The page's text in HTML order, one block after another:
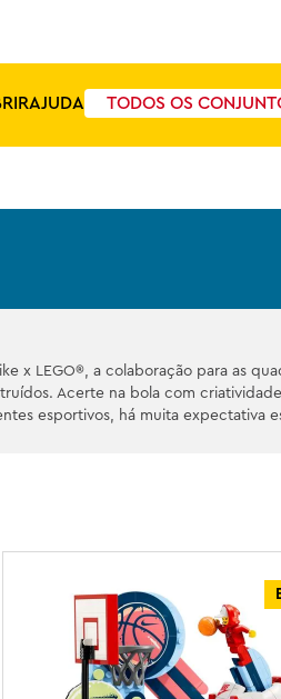
AJUDA TODOS OS
x LEGO®, a colaboração para as
Acerte na bola com
esportivos, há muita expectativa